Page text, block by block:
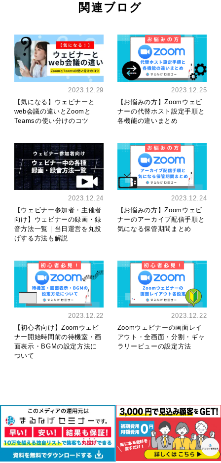
関連ブログ
2023.12.29
【気になる】ウェビナーと
web会議の違いとZoomと
Teamsの使い分けのコツ
2023.12.25
【お悩みの方】Zoomウェビ
ナーの代替ホスト設定手順と
各機能の違いまとめ
2023.12.24
【ウェビナー参加者・主催者
向け】ウェビナーの録画・録
音方法一覧｜当日運営を丸投
げする方法も解説
2023.12.24
【お悩みの方】Zoomウェビ
ナーのアーカイブ配信手順と
気になる保管期間まとめ
2023.12.22
【初心者向け】Zoomウェビ
ナー開始時間前の待機室・画
面表示・BGMの設定方法に
ついて
2023.12.22
Zoomウェビナーの画面レイ
アウト・全画面・分割・ギャ
ラリービューの設定方法